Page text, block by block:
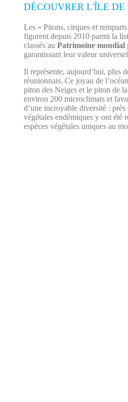
DÉCOUVRER L'ÎLE
Les « Pitons, cirques et
figurent depuis 2010 parmi la
classés au Patrimoine mondial
garantissant leur valeur
Il représente, aujourd’hui, plus
réunionnais. Ce joyau de
piton des Neiges et le piton de
environ 200 microclimats et
d’une incroyable diversité : près
végétales endémiques y ont été
espèces végétales uniques au